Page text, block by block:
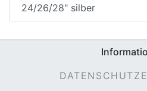
24/26/28" silber